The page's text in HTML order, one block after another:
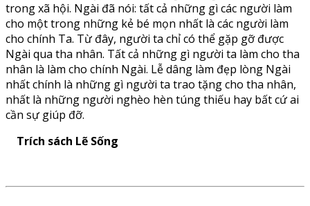
trong xã hội. Ngài đã nói: tất cả những gì các người làm
cho một trong những kẻ bé mọn nhất là các người làm
cho chính Ta. Từ đây, người ta chỉ có thể gặp gỡ được
Ngài qua tha nhân. Tất cả những gì người ta làm cho tha
nhân là làm cho chính Ngài. Lễ dâng làm đẹp lòng Ngài
nhất chính là những gì người ta trao tặng cho tha nhân,
nhất là những người nghèo hèn túng thiếu hay bất cứ ai
cần sự giúp đỡ.
Trích sách Lẽ Sống